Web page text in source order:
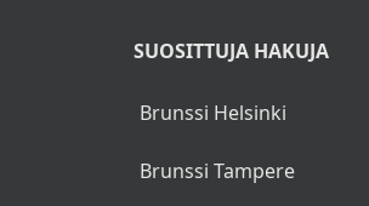
SUOSITTUJA HAKUJA
Brunssi Helsinki
Brunssi Tampere